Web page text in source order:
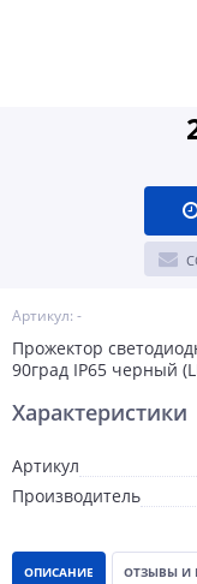
Артикул: -
Прожектор
90град IP65 черный
Характеристики
Артикул
Производитель
ОПИСАНИЕ ОТЗЫВЫ И